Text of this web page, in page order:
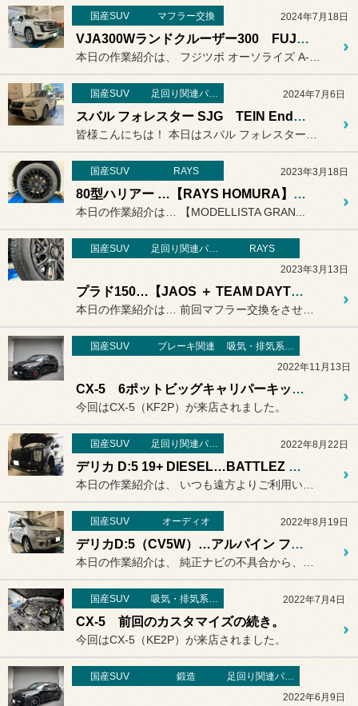
国産SUV マフラー交換 2024年7月18日
VJA300Wランドクルーザー300 FUJITSUBO AUTHORIZE A-S
国産SUV 足回り関連パーツ 2024年7月6日
スバル フォレスター SJG TEIN EnduraPro Plus
国産SUV RAYS 2023年3月18日
80型ハリアー …【RAYS HOMURA】＋【ALENZA LX100】。
本日の作業紹介は… 【MODELLISTA GRAN...
国産SUV 足回り関連パーツ
RAYS
2023年3月13日
プラド150…【JAOS ＋ TEAM DAYTONA】。
国産SUV ブレーキ関連
吸気・排気系パーツ
2022年11月13日
CX-5 6ポットビッグキャリパーキット取付！
今回はCX-5（KF2P）が来店されました。
国産SUV 足回り関連パーツ 2022年8月22日
デリカ D:5 19+ DIESEL…BATTLEZ リフトアップセット VFS。
国産SUV オーディオ 2022年8月19日
デリカD:5（CV5W）…アルパイン フローティング。
国産SUV 吸気・排気系パーツ 2022年7月4日
CX-5 前回のカスタマイズの続き。
今回はCX-5（KE2P）が来店されました。
国産SUV 鍛造
足回り関連パーツ
2022年6月9日